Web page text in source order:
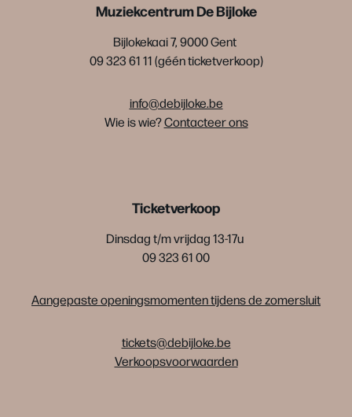
Muziekcentrum De Bijloke
Bijlokekaai 7, 9000 Gent
09 323 61 11 (géén ticketverkoop)
info@debijloke.be
Wie is wie?Contacteer ons
Ticketverkoop
Dinsdag t/m vrijdag 13-17u
09 323 61 00
Aangepaste openingsmomenten tijdens de zomersluit
tickets@debijloke.be
Verkoopsvoorwaarden